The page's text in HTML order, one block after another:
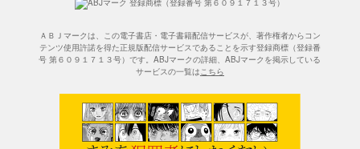
ＡＢＪマークは、この電子書店・電子書籍配信サービスが、著作権者からコン
テンツ使用許諾を得た正規版配信サービスであることを示す登録商標（登録番
号 第６０９１７１３号）です。ABJマークの詳細、ABJマークを掲示している
サービスの一覧はこちら